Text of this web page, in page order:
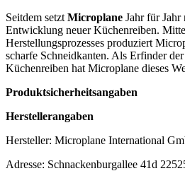
Seitdem setzt Microplane Jahr für Jahr
Entwicklung neuer Küchenreiben.
Herstellungsprozesses produziert
scharfe Schneidkanten. Als Erfinder
Küchenreiben hat Microplane dieses
Produktsicherheitsangaben
Herstellerangaben
Hersteller: Microplane International
Adresse: Schnackenburgallee 41d